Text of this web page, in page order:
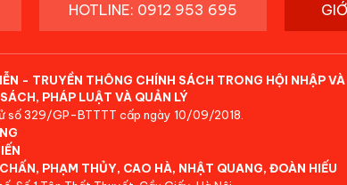
HOTLINE: 0912 953 695
- TRUYỀN THÔNG CHÍNH SÁCH TRONG HỘI NHẬP VÀ
PHÁP LUẬT VÀ QUẢN LÝ
số 329/GP-BTTTT cấp ngày 10/09/2018.
PHẠM THỦY, CAO HÀ, NHẬT QUANG, ĐOÀN HIẾU